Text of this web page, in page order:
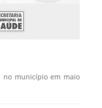
no município em maio